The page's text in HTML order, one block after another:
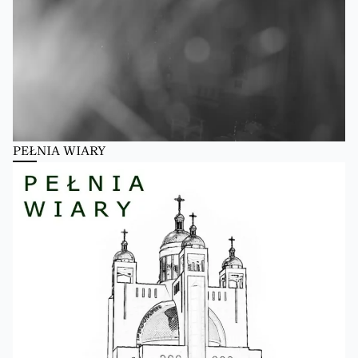
PEŁNIA WIARY